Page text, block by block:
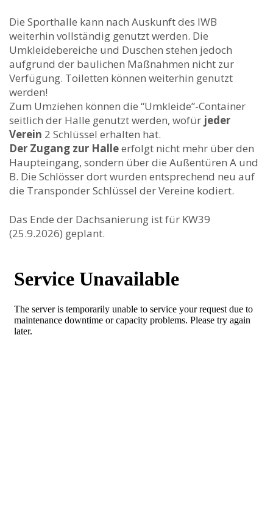
Die Sporthalle kann nach Auskunft des IWB
weiterhin vollständig genutzt werden. Die
Umkleidebereiche und Duschen stehen jedoch
aufgrund der baulichen Maßnahmen nicht zur
Verfügung. Toiletten können weiterhin genutzt
werden!
Zum Umziehen können die “Umkleide”-Container
seitlich der Halle genutzt werden, wofür jeder
Verein 2 Schlüssel erhalten hat.
Der Zugang zur Halleerfolgt nicht mehr über den
Haupteingang, sondern über die Außentüren A und
B. Die Schlösser dort wurden entsprechend neu auf
die Transponder Schlüssel der Vereine kodiert.
Das Ende der Dachsanierung ist für KW39
(25.9.2026) geplant.